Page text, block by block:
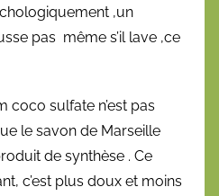
,un
pas même s’il lave ,ce
coco sulfate n’est pas
le savon de Marseille
de synthèse . Ce
c’est plus doux et moins